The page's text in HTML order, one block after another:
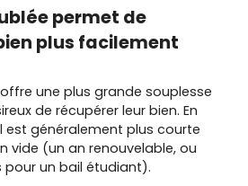
permet de
plus facilement
une plus grande souplesse
de récupérer leur bien. En
est généralement plus courte
vide (un an renouvelable, ou
un bail étudiant).